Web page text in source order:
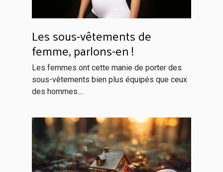
Les sous-vêtements de
femme, parlons-en !
Les femmes ont cette manie de porter des
sous-vêtements bien plus équipés que ceux
des hommes....